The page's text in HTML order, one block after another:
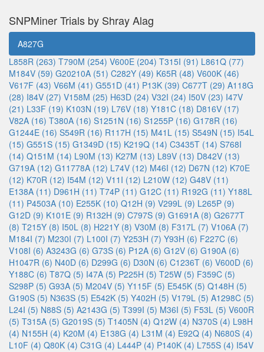
SNPMiner Trials by Shray Alag
A827G
L858R (263) T790M (254) V600E (204) T315I (91) L861Q (77)
M184V (59) G20210A (51) C282Y (49) K65R (48) V600K (46)
V617F (43) V66M (41) G551D (41) P13K (39) C677T (29) A118G
(28) I84V (27) V158M (25) H63D (24) V32I (24) I50V (23) I47V
(21) L33F (19) K103N (19) L76V (18) Y181C (18) D816V (17)
V82A (16) T380A (16) S1251N (16) S1255P (16) G178R (16)
G1244E (16) S549R (16) R117H (15) M41L (15) S549N (15) I54L
(15) G551S (15) G1349D (15) K219Q (14) C3435T (14) S768I
(14) Q151M (14) L90M (13) K27M (13) L89V (13) D842V (13)
G719A (12) G11778A (12) L74V (12) M46I (12) D67N (12) K70E
(12) K70R (12) I54M (12) V11I (12) L210W (12) G48V (11)
E138A (11) D961H (11) T74P (11) G12C (11) R192G (11) Y188L
(11) P4503A (10) E255K (10) Q12H (9) V299L (9) L265P (9)
G12D (9) K101E (9) R132H (9) C797S (9) G1691A (8) G2677T
(8) T215Y (8) I50L (8) H221Y (8) V30M (8) F317L (7) V106A (7)
M184I (7) M230I (7) L100I (7) Y253H (7) Y93H (6) F227C (6)
V108I (6) A3243G (6) G73S (6) P12A (6) G12V (6) G190A (6)
H1047R (6) N40D (6) D299G (6) D30N (6) C1236T (6) V600D (6)
Y188C (6) T87Q (5) I47A (5) P225H (5) T25W (5) F359C (5)
S298P (5) G93A (5) M204V (5) Y115F (5) E545K (5) Q148H (5)
G190S (5) N363S (5) E542K (5) Y402H (5) V179L (5) A1298C (5)
L24I (5) N88S (5) A2143G (5) T399I (5) M36I (5) F53L (5) V600R
(5) T315A (5) G2019S (5) T1405N (4) Q12W (4) N370S (4) L98H
(4) N155H (4) K20M (4) E138G (4) L31M (4) E92Q (4) N680S (4)
L10F (4) Q80K (4) C31G (4) L444P (4) P140K (4) L755S (4) I54V